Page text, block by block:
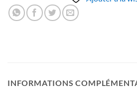
INFORMATIONS